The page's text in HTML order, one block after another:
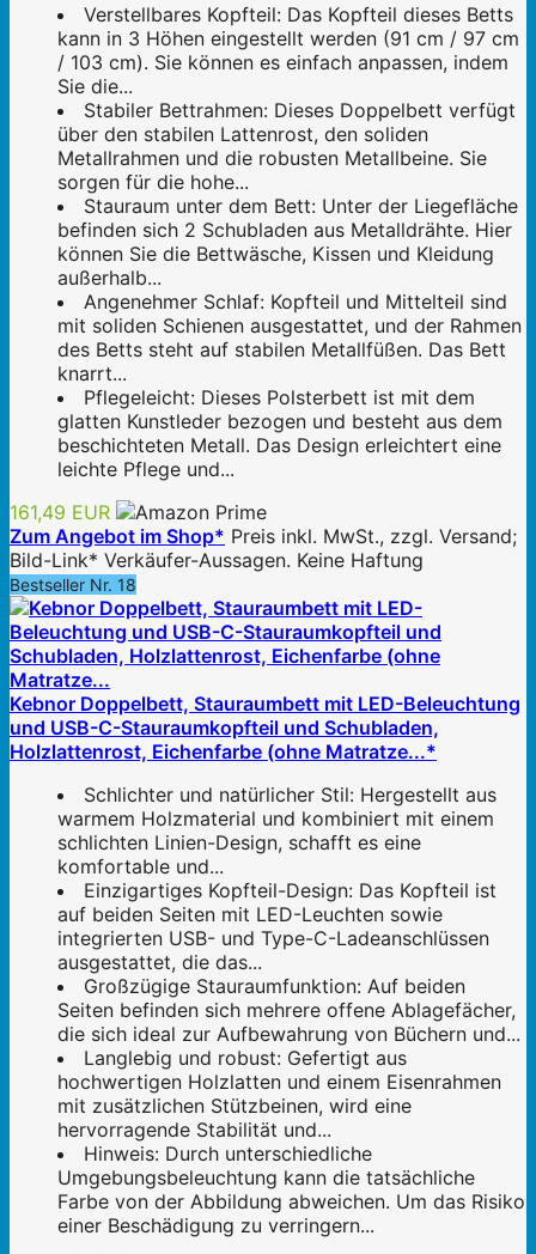
Verstellbares Kopfteil: Das Kopfteil dieses Betts
kann in 3 Höhen eingestellt werden (91 cm / 97 cm
/ 103 cm). Sie können es einfach anpassen, indem
Sie die...
Stabiler Bettrahmen: Dieses Doppelbett verfügt
über den stabilen Lattenrost, den soliden
Metallrahmen und die robusten Metallbeine. Sie
sorgen für die hohe...
Stauraum unter dem Bett: Unter der Liegefläche
befinden sich 2 Schubladen aus Metalldrähte. Hier
können Sie die Bettwäsche, Kissen und Kleidung
außerhalb...
Angenehmer Schlaf: Kopfteil und Mittelteil sind
mit soliden Schienen ausgestattet, und der Rahmen
des Betts steht auf stabilen Metallfüßen. Das Bett
knarrt...
Pflegeleicht: Dieses Polsterbett ist mit dem
glatten Kunstleder bezogen und besteht aus dem
beschichteten Metall. Das Design erleichtert eine
leichte Pflege und...
161,49 EUR
Zum Angebot im Shop* Preis inkl. MwSt., zzgl. Versand;
Bild-Link* Verkäufer-Aussagen. Keine Haftung
Bestseller Nr. 18
Kebnor Doppelbett, Stauraumbett mit LED-Beleuchtung
und USB-C-Stauraumkopfteil und Schubladen,
Holzlattenrost, Eichenfarbe (ohne Matratze...*
Schlichter und natürlicher Stil: Hergestellt aus
warmem Holzmaterial und kombiniert mit einem
schlichten Linien-Design, schafft es eine
komfortable und...
Einzigartiges Kopfteil-Design: Das Kopfteil ist
auf beiden Seiten mit LED-Leuchten sowie
integrierten USB- und Type-C-Ladeanschlüssen
ausgestattet, die das...
Großzügige Stauraumfunktion: Auf beiden
Seiten befinden sich mehrere offene Ablagefächer,
die sich ideal zur Aufbewahrung von Büchern und...
Langlebig und robust: Gefertigt aus
hochwertigen Holzlatten und einem Eisenrahmen
mit zusätzlichen Stützbeinen, wird eine
hervorragende Stabilität und...
Hinweis: Durch unterschiedliche
Umgebungsbeleuchtung kann die tatsächliche
Farbe von der Abbildung abweichen. Um das Risiko
einer Beschädigung zu verringern...